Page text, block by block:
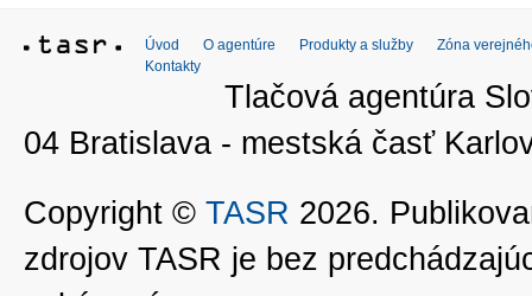
Úvod O agentúre Produkty a služby
Zóna
Kontakty
Tlačová agentúra
04 Bratislava - mestská časť
Copyright © TASR 2026.
zdrojov TASR je bez